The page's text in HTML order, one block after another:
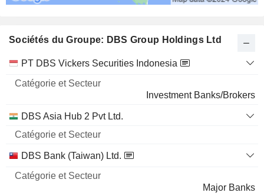
Sociétés du Groupe: DBS Group Holdings Ltd
Nom
Catégorie
Secteur
PT DBS Vickers Securities Indonesia
Investment Banks/Brokers
DBS Asia Hub 2 Pvt Ltd.
DBS Bank (Taiwan) Ltd.
Major Banks